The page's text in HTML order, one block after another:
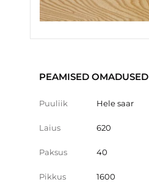
PEAMISED OMADUSED
Puuliik Hele saar
Laius 620
Paksus 40
Pikkus 1600